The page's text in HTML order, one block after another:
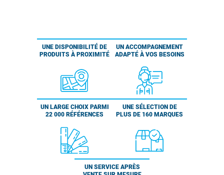
UNE DISPONIBILITÉ DE
PRODUITS À PROXIMITÉ
UN ACCOMPAGNEMENT
ADAPTÉ À VOS BESOINS
UN LARGE CHOIX PARMI
22 000 RÉFÉRENCES
UNE SÉLECTION DE
PLUS DE 160 MARQUES
UN SERVICE APRÈS